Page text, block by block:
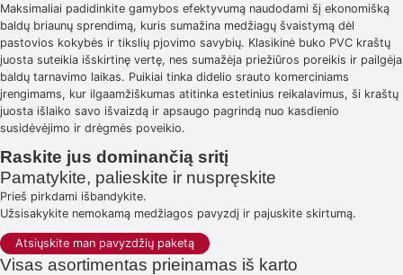
Maksimaliai padidinkite gamybos efektyvumą naudodami šį ekonomišką
baldų briaunų sprendimą, kuris sumažina medžiagų švaistymą dėl
pastovios kokybės ir tikslių pjovimo savybių. Klasikinė buko PVC kraštų
juosta suteikia išskirtinę vertę, nes sumažėja priežiūros poreikis ir pailgėja
baldų tarnavimo laikas. Puikiai tinka didelio srauto komerciniams
įrengimams, kur ilgaamžiškumas atitinka estetinius reikalavimus, ši kraštų
juosta išlaiko savo išvaizdą ir apsaugo pagrindą nuo kasdienio
susidėvėjimo ir drėgmės poveikio.
Raskite jus dominančią sritį
Pamatykite, palieskite ir nuspręskite
Prieš pirkdami išbandykite.
Užsisakykite nemokamą medžiagos pavyzdį ir pajuskite skirtumą.
Atsiųskite man pavyzdžių paketą
Visas asortimentas prieinamas iš karto